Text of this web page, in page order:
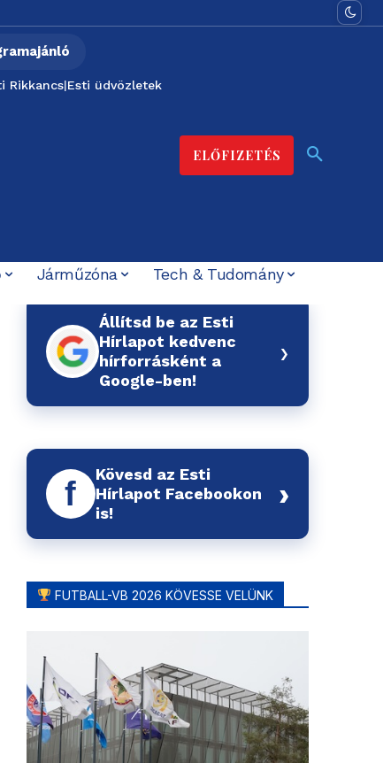
Rikkancs|Esti üdvözletek
ELŐFIZETÉS
Járműzóna
Tech & Tudomány
Állítsd be az Esti
Hírlapot kedvenc
hírforrásként a
Google-ben!
›
f
Kövesd az Esti
Hírlapot Facebookon
is!
›
FUTBALL-VB 2026 KÖVESSE VELÜNK